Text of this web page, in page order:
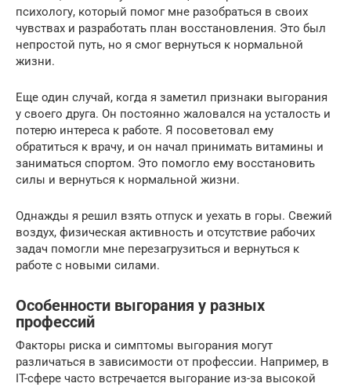
психологу, который помог мне разобраться в своих
чувствах и разработать план восстановления. Это был
непростой путь, но я смог вернуться к нормальной
жизни.
Еще один случай, когда я заметил признаки выгорания
у своего друга. Он постоянно жаловался на усталость и
потерю интереса к работе. Я посоветовал ему
обратиться к врачу, и он начал принимать витамины и
заниматься спортом. Это помогло ему восстановить
силы и вернуться к нормальной жизни.
Однажды я решил взять отпуск и уехать в горы. Свежий
воздух, физическая активность и отсутствие рабочих
задач помогли мне перезагрузиться и вернуться к
работе с новыми силами.
Особенности выгорания у разных
профессий
Факторы риска и симптомы выгорания могут
различаться в зависимости от профессии. Например, в
IT-сфере часто встречается выгорание из-за высокой